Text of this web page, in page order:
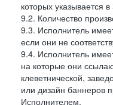
которых указывается в
9.2. Количество
9.3. Исполнитель
если они не
9.4. Исполнитель
на которые они
клеветнической,
или дизайн баннеров
Исполнителем.